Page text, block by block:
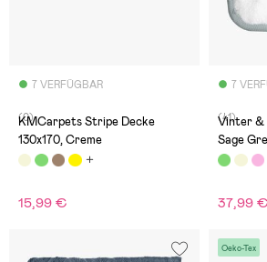
7 VERFÜGBAR
(0)
KMCarpets Stripe Decke
130x170, Creme
15,99 €
7
(41)
Vinter &
Sage
37,99 €
Oeko-Tex